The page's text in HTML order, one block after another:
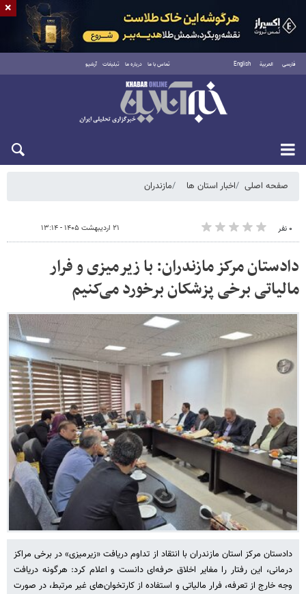
فارسی العربية English تماس با ما درباره ما تبلیغات آرشیو
شنبه ۱۷ مرداد ۱۴۰۵
صفحه اصلی اخبار استان ها مازندران
۰ نفر ۲۱ اردیبهشت ۱۴۰۵ - ۱۳:۱۴
دادستان مرکز مازندران: با زیرمیزی و فرار
مالیاتی برخی پزشکان برخورد می‌کنیم
دادستان مرکز استان مازندران با انتقاد از تداوم دریافت «زیرمیزی» در برخی مراکز
درمانی، این رفتار را مغایر اخلاق حرفه‌ای دانست و اعلام کرد: هرگونه دریافت
وجه خارج از تعرفه، فرار مالیاتی و استفاده از کارتخوان‌های غیر مرتبط، در صورت
×